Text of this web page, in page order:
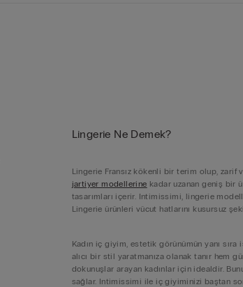
Lingerie Ne Demek?
Lingerie Fransız kökenli bir terim olup, zarif
jartiyer modellerine kadar uzanan geniş bir
tasarımları içerir. Intimissimi, lingerie
Lingerie ürünleri vücut hatlarını kusursuz
Kadın iç giyim, estetik görünümün yanı
alıcı bir stil yaratmanıza olanak tanır hem
dokunuşlar arayan kadınlar için idealdir.
sağlar. Intimissimi ile iç giyiminizi baştan